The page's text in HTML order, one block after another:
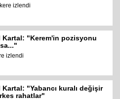
izlendi
Kartal: "Kerem'in pozisyonu
izlendi
Kartal: "Yabancı kuralı değişir
rahatlar"